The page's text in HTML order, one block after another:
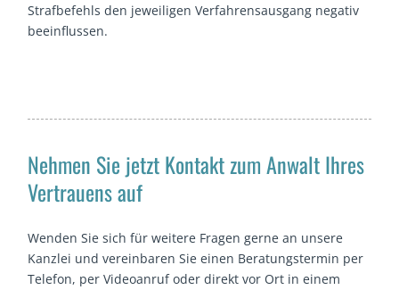
Strafbefehls den jeweiligen Verfahrensausgang negativ
beeinflussen.
Nehmen Sie jetzt Kontakt zum Anwalt Ihres
Vertrauens auf
Wenden Sie sich für weitere Fragen gerne an unsere
Kanzlei und vereinbaren Sie einen Beratungstermin per
Telefon, per Videoanruf oder direkt vor Ort in einem